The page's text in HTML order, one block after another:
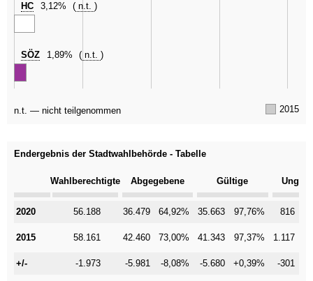
HC 3,12% n.t.
SÖZ 1,89% n.t.
n.t. — nicht teilgenommen 2015
Endergebnis der Stadtwahlbehörde - Tabelle
Kategorie
Wahlberechtigte Abgegebene Gültige
56.188 36.479 64,92% 35.663 97,76% 816
58.161 42.460 73,00% 41.343 97,37% 1.117
-1.973 -5.981 -8,08% -5.680 +0,39% -301
2020
2015
+/-